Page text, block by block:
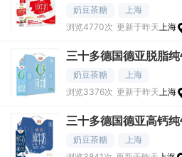
奶豆茶糖
上海
浏览4770次 更新于昨天上海
三十多德国德亚脱脂
奶豆茶糖
上海
浏览3376次 更新于昨天上海
三十多德国德亚高钙
奶豆茶糖
上海